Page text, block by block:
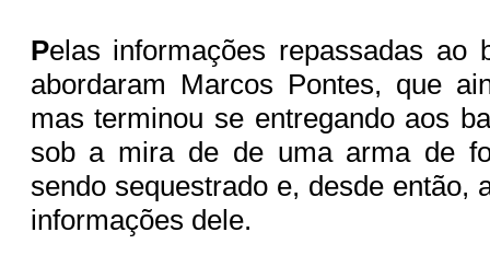
Pelas informações repassadas ao
abordaram Marcos Pontes, que
mas terminou se entregando aos
sob a mira de de uma arma de
sendo sequestrado e, desde então,
informações dele.